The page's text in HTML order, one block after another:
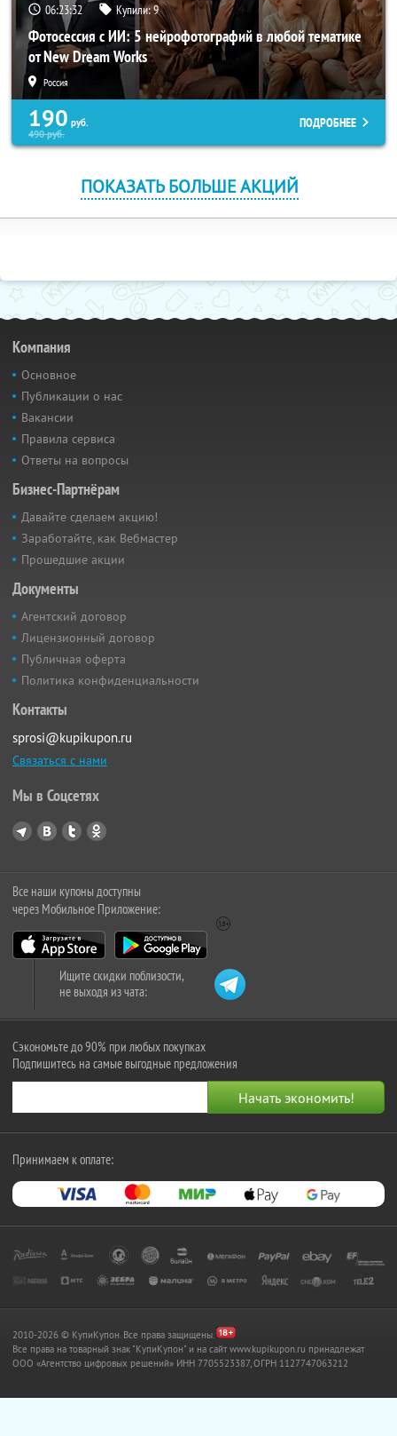
06:23:32 Купили:9
Фотосессия с ИИ: 5 нейрофотографий в любой тематике
от New Dream Works
Россия
190 руб.
490руб.
ПОДРОБНЕЕ
ПОКАЗАТЬ БОЛЬШЕ АКЦИЙ
Компания
Основное
Публикации о нас
Вакансии
Правила сервиса
Ответы на вопросы
Бизнес-Партнёрам
Давайте сделаем акцию!
Заработайте, как Вебмастер
Прошедшие акции
Документы
Агентский договор
Лицензионный договор
Публичная оферта
Политика конфиденциальности
Контакты
sprosi@kupikupon.ru
Связаться с нами
Мы в Соцсетях
Все наши купоны доступны
через Мобильное Приложение:
Ищите скидки поблизости,
не выходя из чата:
Сэкономьте до 90% при любых покупках
Подпишитесь на самые выгодные предложения
Принимаем к оплате:
2010-2026 © КупиКупон. Все права защищены.
Все права на товарный знак "КупиКупон" и на сайт www.kupikupon.ru принадлежат
OOO «Агентство цифровых решений» ИНН 7705523387, ОГРН 1127747063212